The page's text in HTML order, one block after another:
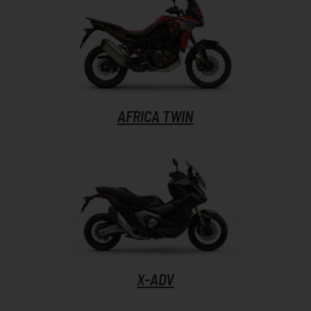
AFRICA TWIN
X-ADV